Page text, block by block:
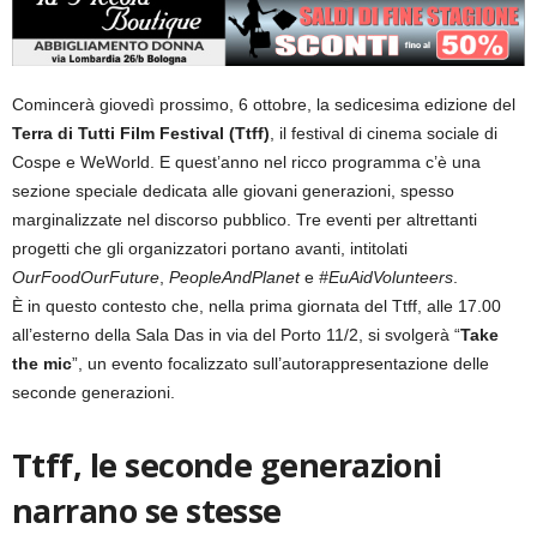
Comincerà giovedì prossimo, 6 ottobre, la sedicesima edizione del
Terra di Tutti Film Festival (Ttff), il festival di cinema sociale di
Cospe e WeWorld. E quest’anno nel ricco programma c’è una
sezione speciale dedicata alle giovani generazioni, spesso
marginalizzate nel discorso pubblico. Tre eventi per altrettanti
progetti che gli organizzatori portano avanti, intitolati
OurFoodOurFuture, PeopleAndPlanete #EuAidVolunteers.
È in questo contesto che, nella prima giornata del Ttff, alle 17.00
all’esterno della Sala Das in via del Porto 11/2, si svolgerà “Take
the mic”, un evento focalizzato sull’autorappresentazione delle
seconde generazioni.
Ttff, le seconde generazioni
narrano se stesse